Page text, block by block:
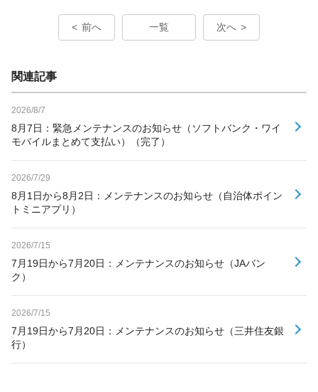
前へ 一覧 次へ
関連記事
2026/8/7
8月7日：緊急メンテナンスのお知らせ（ソフトバンク・ワイ
モバイルまとめて支払い）（完了）
2026/7/29
8月1日から8月2日：メンテナンスのお知らせ（自治体ポイン
トミニアプリ）
2026/7/15
7月19日から7月20日：メンテナンスのお知らせ（JAバン
ク）
2026/7/15
7月19日から7月20日：メンテナンスのお知らせ（三井住友銀
行）